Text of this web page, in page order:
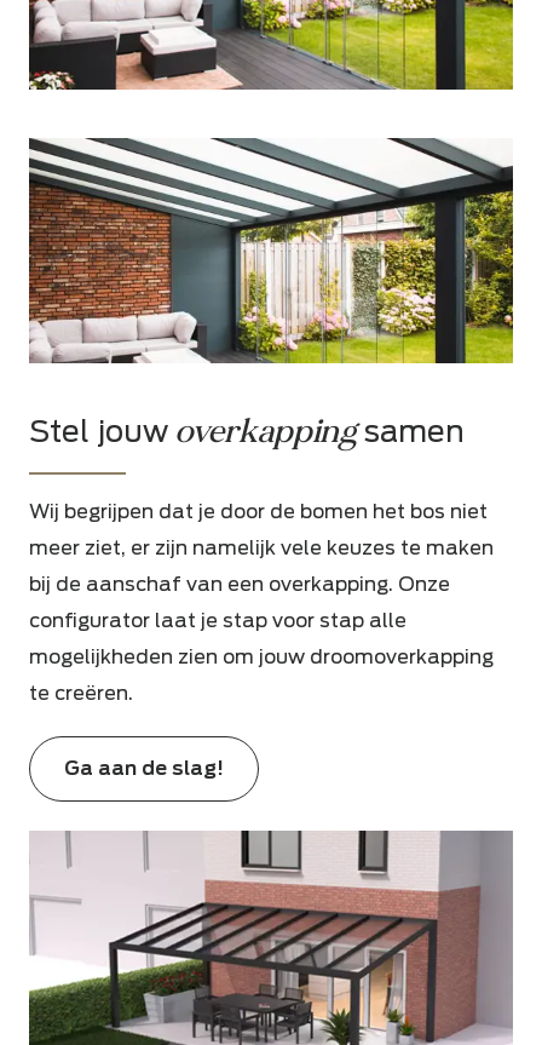
Stel jouw overkappingsamen
Wij begrijpen dat je door de bomen het bos niet
meer ziet, er zijn namelijk vele keuzes te maken
bij de aanschaf van een overkapping. Onze
configurator laat je stap voor stap alle
mogelijkheden zien om jouw droomoverkapping
te creëren.
Ga aan de slag!